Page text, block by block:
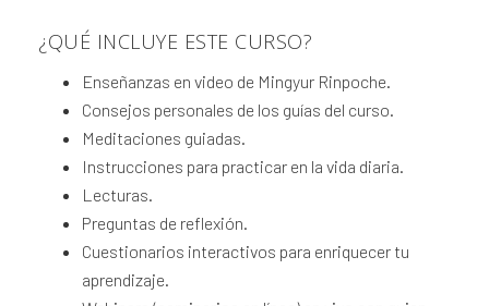
¿QUÉ INCLUYE ESTE CURSO?
Enseñanzas en video de Mingyur Rinpoche.
Consejos personales de los guías del curso.
Meditaciones guiadas.
Instrucciones para practicar en la vida diaria.
Lecturas.
Preguntas de reflexión.
Cuestionarios interactivos para enriquecer tu
aprendizaje.